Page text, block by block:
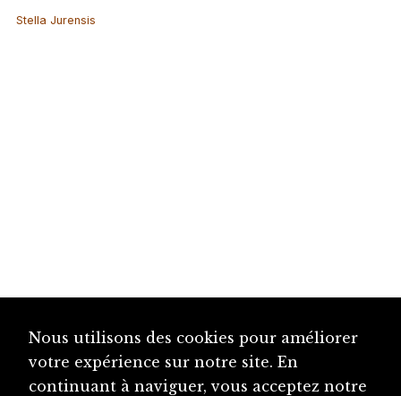
Stella Jurensis
Nous utilisons des cookies pour améliorer
votre expérience sur notre site. En
continuant à naviguer, vous acceptez notre